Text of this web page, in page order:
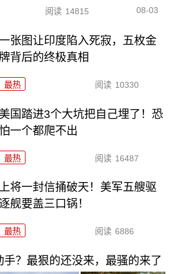
阅读 14815 08-03
张图让印度陷入死寂，五枚金
牌背后的终极真相
最热 阅读 10330
美国踏进3个大坑把自己埋了！恐
一个都爬不出
最热 阅读 16487
上将一封信捅破天！美军五艘驱
逐舰要盖三口锅！
最热 阅读 6886
？最狠的还没来，最骚的来了